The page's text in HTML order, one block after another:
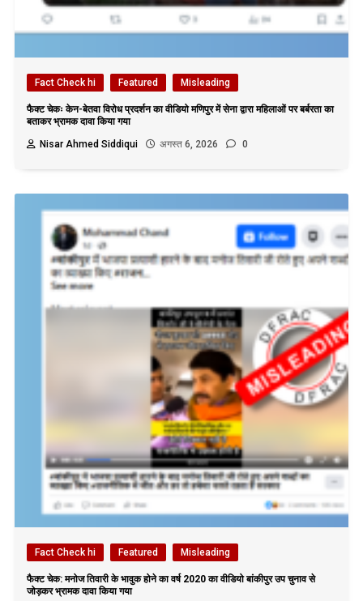
Fact Check hi Featured Misleading
फैक्ट चेकः केन-बेतवा विरोध प्रदर्शन का वीडियो मणिपुर में सेना द्वारा महिलाओं पर बर्बरता का
बताकर भ्रामक दावा किया गया
Nisar Ahmed Siddiqui
अगस्त 6, 2026 0
Fact Check hi Featured Misleading
फैक्ट चेक: मनोज तिवारी के भावुक होने का वर्ष 2020 का वीडियो बांकीपुर उप चुनाव से
जोड़कर भ्रामक दावा किया गया